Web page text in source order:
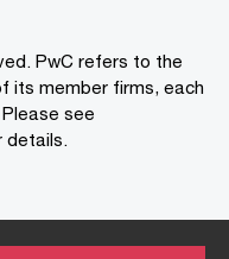
PwC refers to the
its member firms, each
see
details.